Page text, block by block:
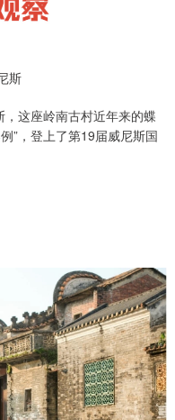
斯
这座岭南古村近年来的蝶
”，登上了第19届威尼斯国